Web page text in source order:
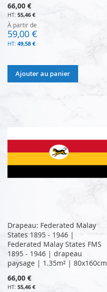
66,00 €
55,46 €
À partir de
59,00 €
49,58 €
Ajouter au panier
Drapeau: Federated Malay
States 1895 - 1946 |
Federated Malay States FMS
1895 - 1946 | drapeau
paysage | 1.35m² | 80x160cm
66,00 €
55,46 €